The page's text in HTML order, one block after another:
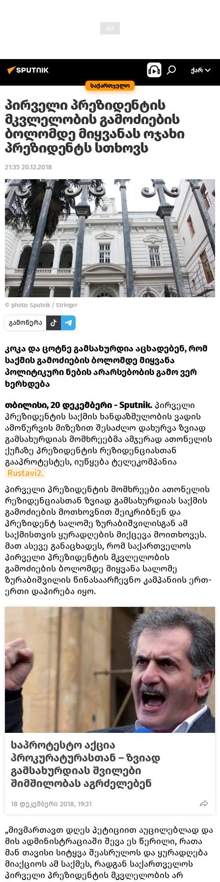
საქართველო
ᲥᲐᲠ
პირველი პრეზიდენტის
მკვლელობის გამოძიების
ბოლომდე მიყვანას ოჯახი
პრეზიდენტს სთხოვს
21:35 20.12.2018
© photo: Sputnik / Stringer
გამოწერა
კოკა და ცოტნე გამსახურდია აცხადებენ, რომ
საქმის გამოძიების ბოლომდე მიყვანა
პოლიტიკური ნების არარსებობის გამო ვერ
ხერხდება
თბილისი, 20 დეკემბერი - Sputnik. პირველი
პრეზიდენტის საქმის ხანდაზმულობის ვადის
ამოწურვის მიზეზით შესაძლო დახურვა ზვიად
გამსახურდიას მომხრეებმა ამჯერად ათონელის
ქუჩაზე პრეზიდენტის რეზიდენციასთან
გააპროტესტეს, იუწყება ტელეკომპანია
Rustavi2.
პირველი პრეზიდენტის მომხრეები ათონელის
რეზიდენციასთან ზვიად გამსახურდიას საქმის
გამოძიების მოთხოვნით შეიკრიბნენ და
პრეზიდენტ სალომე ზურაბიშვილისგან ამ
საქმისთვის ყურადღების მიქცევა მოითხოვეს.
მათ ასევე განაცხადეს, რომ საქართველოს
პირველი პრეზიდენტის მკვლელობის
გამოძიების ბოლომდე მიყვანა სალომე
ზურაბიშვილის წინასაარჩევნო კამპანიის ერთ-
ერთი დაპირება იყო.
საპროტესტო აქცია
პროკურატურასთან – ზვიად
გამსახურდიას შვილები
შიმშილობას აგრძელებენ
18 დეკემბერი 2018, 19:31
„მივმართავთ დღეს პეტიციით აუცილებლად და
მის ადმინისტრაციაში შევა ეს წერილი, რათა
მან თავისი სიტყვა შეასრულოს და ყურადღება
მიაქციოს ამ საქმეს, რადგან საქართველოს
პირველი პრეზიდენტის მკვლელობის არ